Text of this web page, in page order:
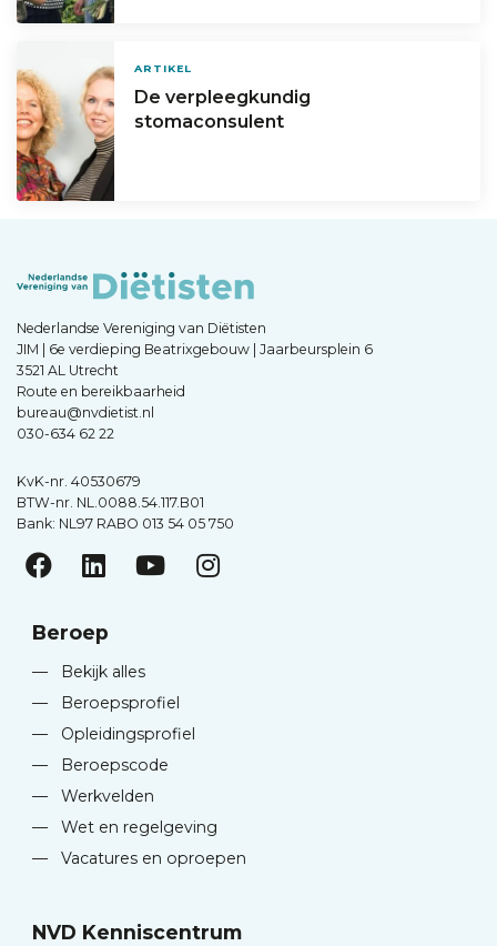
ARTIKEL
De verpleegkundig
stomaconsulent
Nederlandse Vereniging van Diëtisten
JIM | 6e verdieping Beatrixgebouw | Jaarbeursplein 6
3521 AL Utrecht
Route en bereikbaarheid
bureau@nvdietist.nl
030-634 62 22
KvK-nr. 40530679
BTW-nr. NL.0088.54.117.B01
Bank: NL97 RABO 013 54 05 750
Beroep
—
Bekijk alles
—
Beroepsprofiel
—
Opleidingsprofiel
—
Beroepscode
—
Werkvelden
—
Wet en regelgeving
—
Vacatures en oproepen
NVD Kenniscentrum